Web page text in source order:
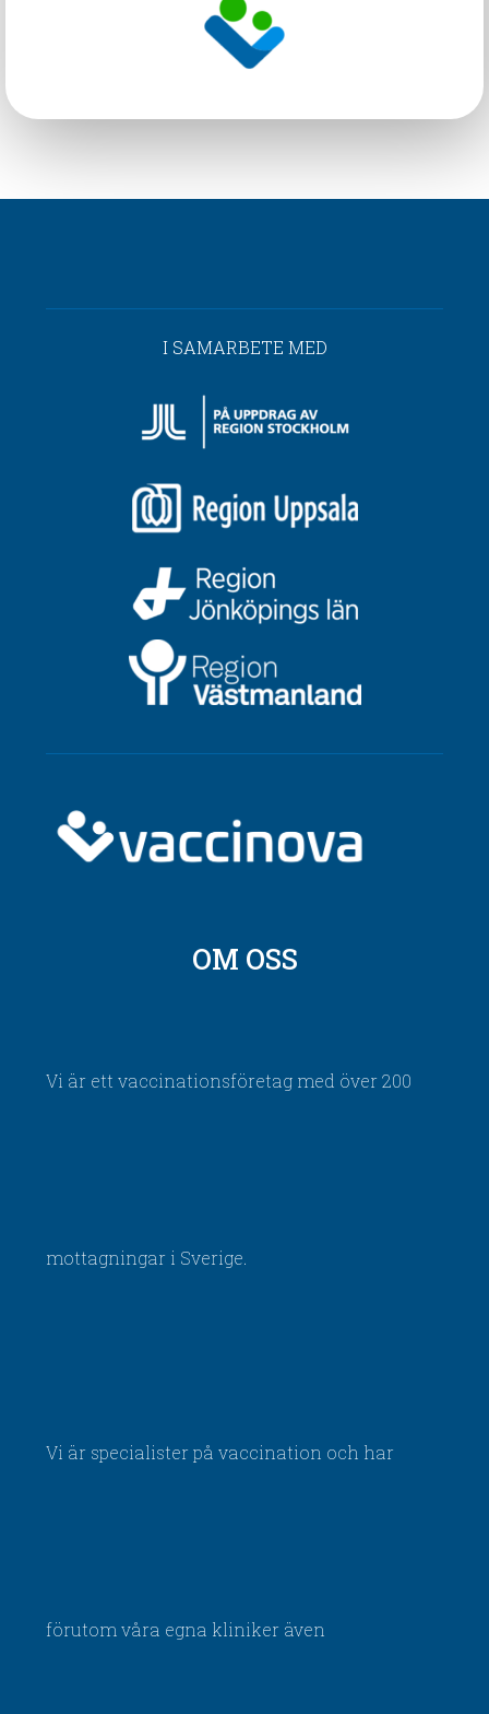
I SAMARBETE MED
OM OSS
Vi är ett vaccinationsföretag med över 200
mottagningar i Sverige.
Vi är specialister på vaccination och har
förutom våra egna kliniker även